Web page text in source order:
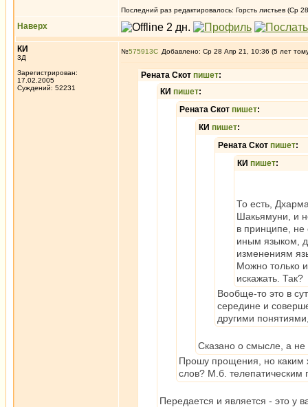
Последний раз редактировалось: Горсть листьев (Ср
Наверх
КИ
3Д
Зарегистрирован:
17.02.2005
Суждений: 52231
№575913 Добавлено: Ср 28 Апр 21, 10:36 (5 лет
Рената Скот пишет:
КИ пишет:
Рената Скот пишет:
КИ пишет:
Рената Скот пишет:
КИ пишет:
То есть,
Шакьямуни, и
в принципе,
иным языком,
изменениям
Можно только
искажать. Так?
Вообще-то это в
середине и
другими
Сказано о смысле, а не
Прошу прощения, но каким
слов? М.б. телепатическим
Передается и является - это у